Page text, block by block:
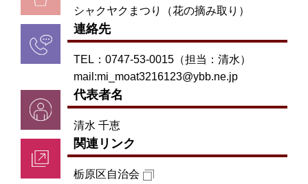
シャクヤクまつり（花の摘み取り）
連絡先
TEL：0747-53-0015（担当：清水）
mail:mi_moat3216123@ybb.ne.jp
代表者名
清水 千恵
関連リンク
栃原区自治会